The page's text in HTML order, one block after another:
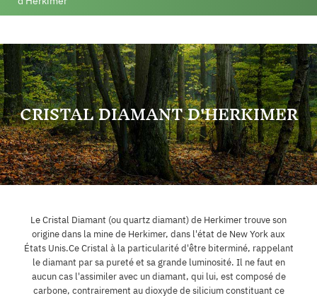
CRISTAL DIAMANT D'HERKIMER
Le Cristal Diamant (ou quartz diamant) de Herkimer trouve son
origine dans la mine de Herkimer, dans l'état de New York aux
États Unis.Ce Cristal à la particularité d'être biterminé, rappelant
le diamant par sa pureté et sa grande luminosité. Il ne faut en
aucun cas l'assimiler avec un diamant, qui lui, est composé de
carbone, contrairement au dioxyde de silicium constituant ce